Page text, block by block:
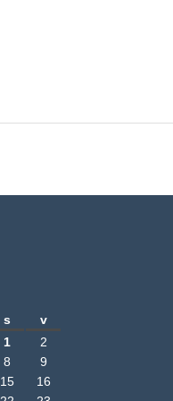
s
v
1
2
8
9
15
16